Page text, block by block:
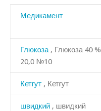
Медикамент
Глюкоза , Глюкоза 40 %
20,0 №10
Кетгут , Кетгут
швидкий , швидкий